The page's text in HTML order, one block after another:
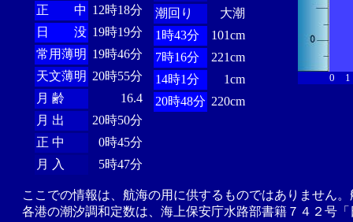
正 中 12時18分
日 没 19時19分
常用薄明 19時46分
天文薄明 20時55分
月 齢
16.4
月 出
20時50分
正 中
0時45分
月 入
5時47分
潮回り
大潮
1時43分
101cm
7時16分
221cm
14時1分
1cm
20時48分 220cm
0 1
ここでの情報は、航海の用に供するものではありません
各港の潮汐調和定数は、海上保安庁水路部書籍７４２号